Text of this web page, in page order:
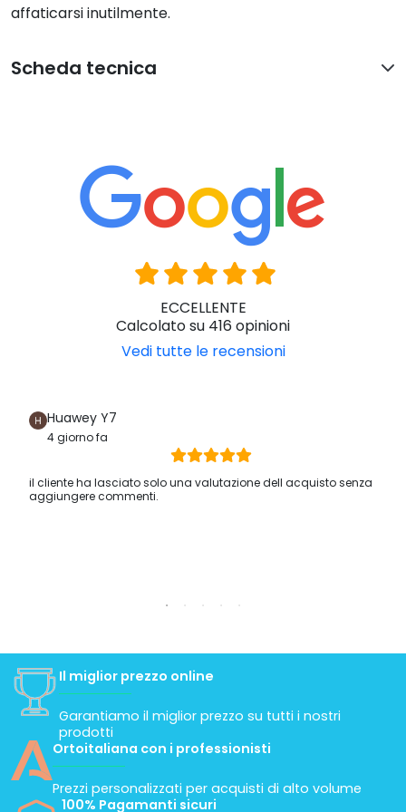
affaticarsi inutilmente.
Scheda tecnica
ECCELLENTE
Calcolato su 416 opinioni
Vedi tutte le recensioni
Huawey Y7
4 giorno fa
il cliente ha lasciato solo una valutazione dell acquisto senza
aggiungere commenti.
Il miglior prezzo online
Garantiamo il miglior prezzo su tutti i nostri
prodotti
Ortoitaliana con i professionisti
Prezzi personalizzati per acquisti di alto volume
100% Pagamanti sicuri